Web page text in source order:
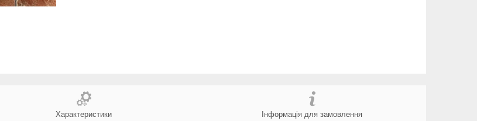
Характеристики Інформація для замовлення